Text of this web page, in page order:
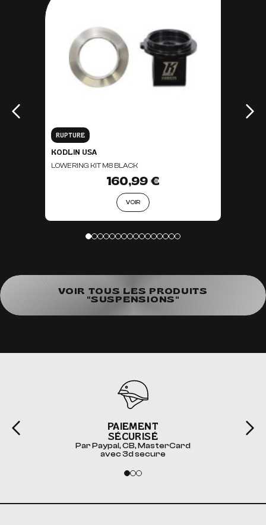
RUPTURE
KODLIN USA
LOWERING KIT M8 BLACK
160,99 €
VOIR
VOIR TOUS LES PRODUITS
"SUSPENSIONS"
PAIEMENT
SÉCURISÉ
Par Paypal, CB, MasterCard
avec 3d secure